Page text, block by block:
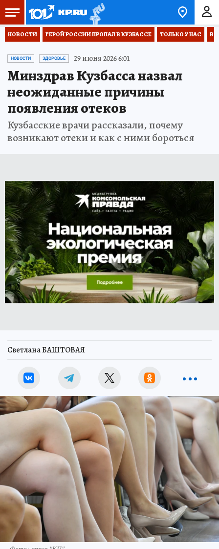
НОВОСТИ ГЕРОЙ РОССИИ ПРОПАЛ В КУЗБАССЕ ТОЛЬКО У НАС
НОВОСТИ ЗДОРОВЬЕ 29 июня 2026 6:01
Минздрав Кузбасса назвал
неожиданные причины
появления отеков
Кузбасские врачи рассказали, почему
возникают отеки и как с ними бороться
Светлана БАШТОВАЯ